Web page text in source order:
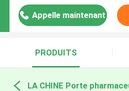
Appelle maintenant
PRODUITS